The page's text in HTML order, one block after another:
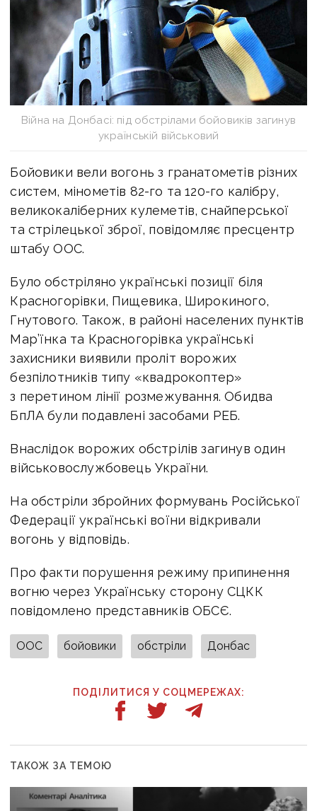
Війна на Донбасі: під обстрілами бойовиків загинув
українській військовий
Бойовики вели вогонь з гранатометів різних
систем, мінометів 82-го та 120-го калібру,
великокаліберних кулеметів, снайперської
та стрілецької зброї, повідомляє пресцентр
штабу ООС.
Було обстріляно українські позиції біля
Красногорівки, Пищевика, Широкиного,
Гнутового. Також, в районі населених пунктів
Мар’їнка та Красногорівка українські
захисники виявили проліт ворожих
безпілотників типу «квадрокоптер»
з перетином лінії розмежування. Обидва
БпЛА були подавлені засобами РЕБ.
Внаслідок ворожих обстрілів загинув один
військовослужбовець України.
На обстріли збройних формувань Російської
Федерації українські воїни відкривали
вогонь у відповідь.
Про факти порушення режиму припинення
вогню через Українську сторону СЦКК
повідомлено представників ОБСЄ.
ООС бойовики обстріли Донбас
ПОДІЛИТИСЯ У СОЦМЕРЕЖАХ:
ТАКОЖ ЗА ТЕМОЮ